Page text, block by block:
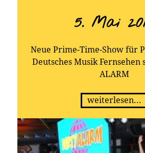
5. Mai
Neue Prime-Time-Show für
Deutsches Musik Fernsehen
ALARM
weiterlesen...